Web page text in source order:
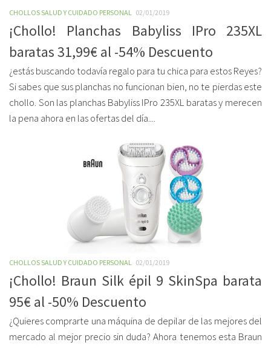
CHOLLOS SALUD Y CUIDADO PERSONAL 02/01/2019
¡Chollo! Planchas Babyliss IPro 235XL
baratas 31,99€ al -54% Descuento
¿estás buscando todavía regalo para tu chica para estos Reyes?
Si sabes que sus planchas no funcionan bien, no te pierdas este
chollo. Son las planchas Babyliss IPro 235XL baratas y merecen
la pena ahora en las ofertas del día....
CHOLLOS SALUD Y CUIDADO PERSONAL 02/01/2019
¡Chollo! Braun Silk épil 9 SkinSpa barata
95€ al -50% Descuento
¿Quieres comprarte una máquina de depilar de las mejores del
mercado al mejor precio sin duda? Ahora tenemos esta Braun